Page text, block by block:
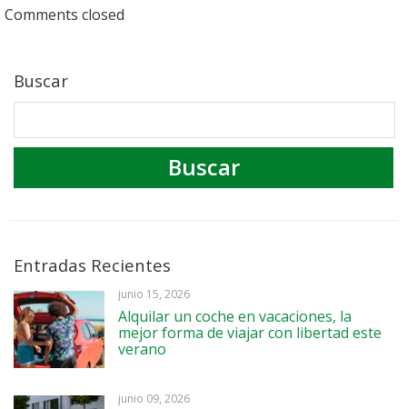
Comments closed
Buscar
Entradas Recientes
junio 15, 2026
Alquilar un coche en vacaciones, la
mejor forma de viajar con libertad este
verano
junio 09, 2026